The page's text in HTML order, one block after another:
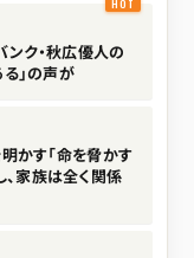
ンク・秋広優人の
」の声が
かす「命を脅かす
、家族は全く関係